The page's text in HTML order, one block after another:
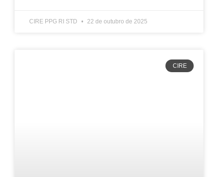
CIRE PPG RI STD 22 de outubro de 2025
CIRE